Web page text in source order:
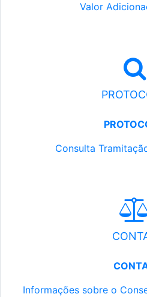
Valor
Consulta
Informações sobre o